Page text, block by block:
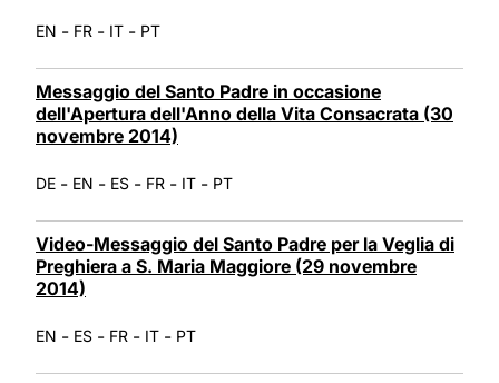
EN - FR - IT - PT
Messaggio del Santo Padre in occasione
dell'Apertura dell'Anno della Vita Consacrata (30
novembre 2014)
DE - EN - ES - FR - IT - PT
Video-Messaggio del Santo Padre per la Veglia di
Preghiera a S. Maria Maggiore (29 novembre
2014)
EN - ES - FR - IT - PT